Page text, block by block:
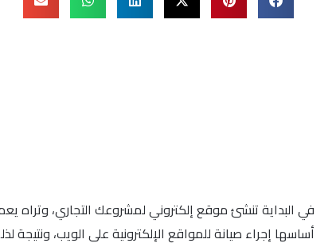
في البداية تنشئ موقع إلكتروني لمشروعك التجاري، وتراه
أساسها إجراء صيانة للمواقع الإلكترونية على الويب،